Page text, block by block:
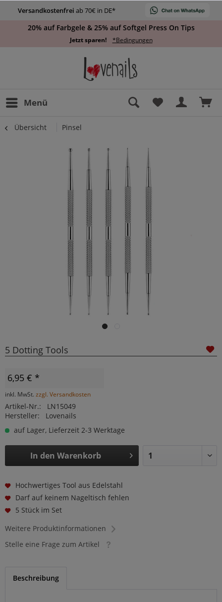
Versandkostenfrei ab 70€ in DE*
20% auf Farbgele & 25% auf Softgel Press On Tips
Jetzt sparen! *Bedingungen
Menü
Übersicht Pinsel
5 Dotting Tools
6,95 € *
inkl. MwSt. zzgl. Versandkosten
Artikel-Nr.:
LN15049
Hersteller:
Lovenails
auf Lager, Lieferzeit 2-3 Werktage
In den Warenkorb
Hochwertiges Tool aus Edelstahl
Darf auf keinem Nageltisch fehlen
5 Stück im Set
Weitere Produktinformationen
Stelle eine Frage zum Artikel
Beschreibung